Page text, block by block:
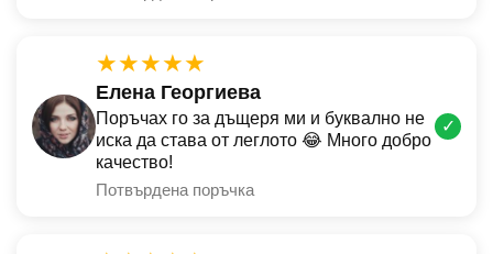
★★★★★
Елена Георгиева
Поръчах го за дъщеря ми и буквално не
иска да става от леглото 😂 Много добро
качество!
Потвърдена поръчка
✓